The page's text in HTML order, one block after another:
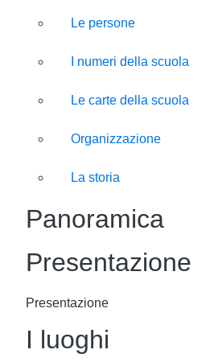
Le persone
I numeri della scuola
Le carte della scuola
Organizzazione
La storia
Panoramica
Presentazione
Presentazione
I luoghi